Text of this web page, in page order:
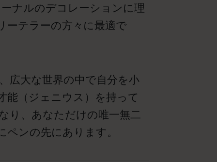
ナルのデコレーションに理
ーテラーの方々に最適で
広大な世界の中で自分を小
能（ジェニウス）を持って
り、あなただけの唯一無二
ンの先にあります。